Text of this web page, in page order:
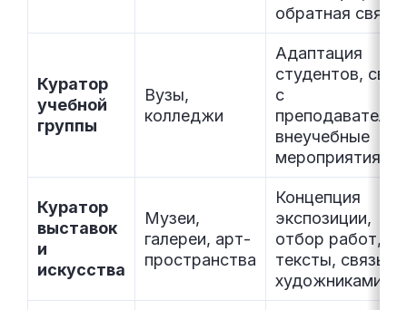
обратная связь
Куратор
учебной
группы
Вузы,
колледжи
Адаптация
студентов,
с
внеучебные
мероприятия
Куратор
выставок
и
искусства
Музеи,
галереи, арт-
пространства
Концепция
экспозиции,
отбор работ,
тексты, связь с
художниками